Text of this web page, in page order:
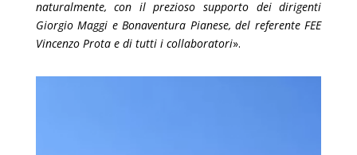
naturalmente, con il prezioso supporto dei dirigenti
Giorgio Maggi e Bonaventura Pianese, del referente FEE
Vincenzo Prota e di tutti i collaboratori».